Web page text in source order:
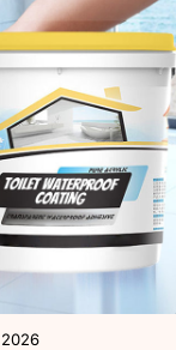
2026